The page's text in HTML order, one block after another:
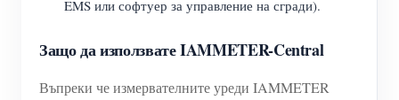
EMS или софтуер за управление на сгради).
Защо да използвате IAMMETER-Central
Въпреки че измервателните уреди IAMMETER